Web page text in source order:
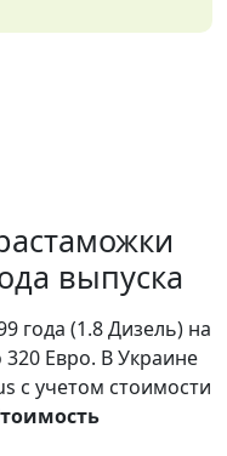
выпуска
года (1.8 Дизель) на
Евро. В Украине
с учетом стоимости